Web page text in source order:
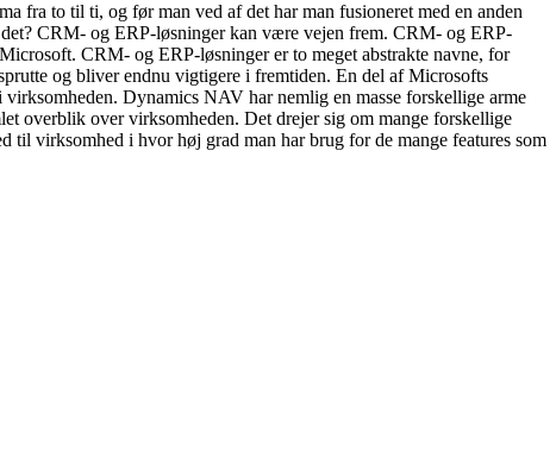
fra to til ti, og før man ved af det har man fusioneret med en anden
CRM- og ERP-løsninger kan være vejen frem. CRM- og ERP-
CRM- og ERP-løsninger er to meget abstrakte navne, for
og bliver endnu vigtigere i fremtiden. En del af Microsofts
Dynamics NAV har nemlig en masse forskellige arme
overblik over virksomheden. Det drejer sig om mange forskellige
virksomhed i hvor høj grad man har brug for de mange features som